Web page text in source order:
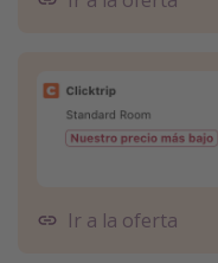
Ir a la oferta